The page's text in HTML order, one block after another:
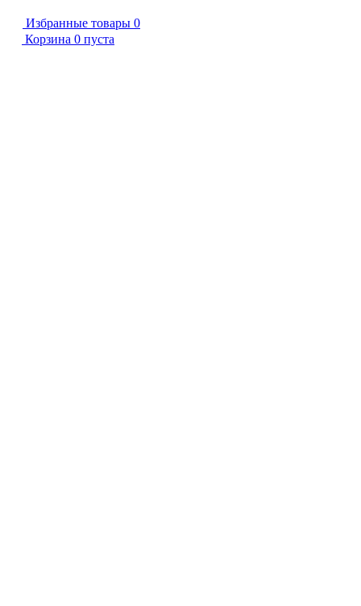
Избранные товары 0
Корзина 0 пуста